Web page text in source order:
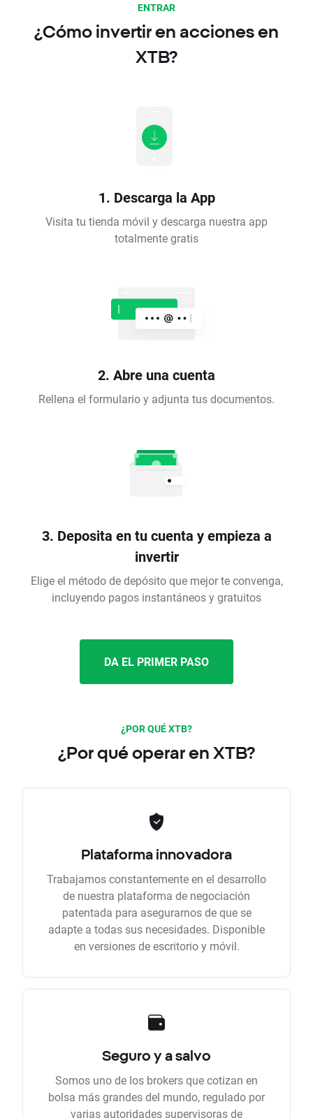
ENTRAR
¿Cómo invertir en acciones en
XTB?
1. Descarga la App
Visita tu tienda móvil y descarga nuestra app
totalmente gratis
2. Abre una cuenta
Rellena el formulario y adjunta tus documentos.
3. Deposita en tu cuenta y empieza a
invertir
Elige el método de depósito que mejor te convenga,
incluyendo pagos instantáneos y gratuitos
DA EL PRIMER PASO
¿POR QUÉ XTB?
¿Por qué operar en XTB?
Plataforma innovadora
Trabajamos constantemente en el desarrollo
de nuestra plataforma de negociación
patentada para asegurarnos de que se
adapte a todas sus necesidades. Disponible
en versiones de escritorio y móvil.
Seguro y a salvo
Somos uno de los brokers que cotizan en
bolsa más grandes del mundo, regulado por
varias autoridades supervisoras de